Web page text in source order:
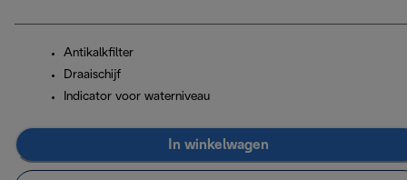
Antikalkfilter
Draaischijf
Indicator voor waterniveau
In winkelwagen